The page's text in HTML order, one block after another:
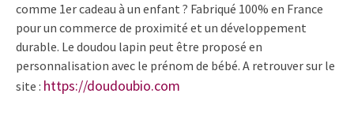
comme 1er cadeau à un enfant ? Fabriqué 100% en France
pour un commerce de proximité et un développement
durable. Le doudou lapin peut être proposé en
personnalisation avec le prénom de bébé. A retrouver sur le
site : https://doudoubio.com